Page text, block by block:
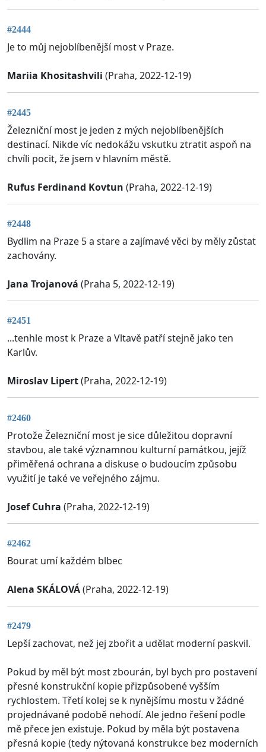
#2444
Je to můj nejoblíbenější most v Praze.
Mariia Khositashvili (Praha, 2022-12-19)
#2445
Železniční most je jeden z mých nejoblíbenějších
destinací. Nikde víc nedokážu vskutku ztratit aspoň na
chvíli pocit, že jsem v hlavním městě.
Rufus Ferdinand Kovtun (Praha, 2022-12-19)
#2448
Bydlim na Praze 5 a stare a zajímavé věci by měly zůstat
zachovány.
Jana Trojanová (Praha 5, 2022-12-19)
#2451
...tenhle most k Praze a Vltavě patří stejně jako ten
Karlův.
Miroslav Lipert(Praha, 2022-12-19)
#2460
Protože Železniční most je sice důležitou dopravní
stavbou, ale také významnou kulturní památkou, jejíž
přiměřená ochrana a diskuse o budoucím způsobu
využití je také ve veřejného zájmu.
Josef Cuhra (Praha, 2022-12-19)
#2462
Bourat umí každém blbec
Alena SKÁLOVÁ(Praha, 2022-12-19)
#2479
Lepší zachovat, než jej zbořit a udělat moderní paskvil.
Pokud by měl být most zbourán, byl bych pro postavení
přesné konstrukční kopie přizpůsobené vyšším
rychlostem. Třetí kolej se k nynějšímu mostu v žádné
projednávané podobě nehodí. Ale jedno řešení podle
mě přece jen existuje. Pokud by měla být postavena
přesná kopie (tedy nýtovaná konstrukce bez moderních